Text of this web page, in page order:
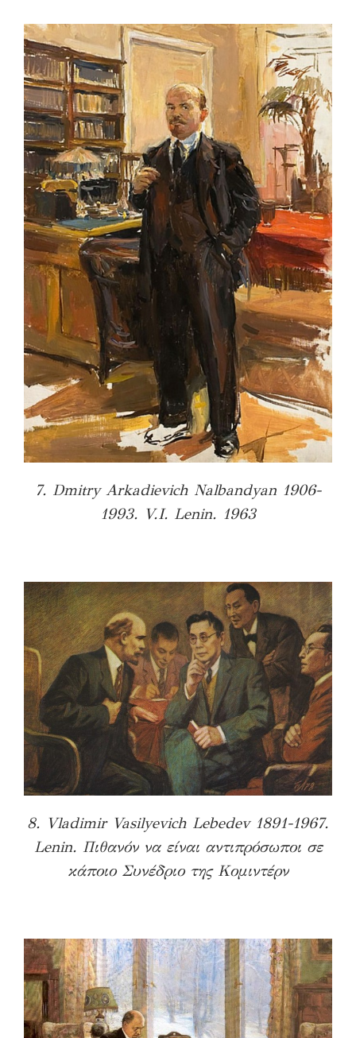
7. Dmitry Arkadievich Nalbandyan 1906-
1993. V.I. Lenin. 1963
8. Vladimir Vasilyevich Lebedev 1891-1967.
Lenin. Πιθανόν να είναι αντιπρόσωποι σε
κάποιο Συνέδριο της Κομιντέρν